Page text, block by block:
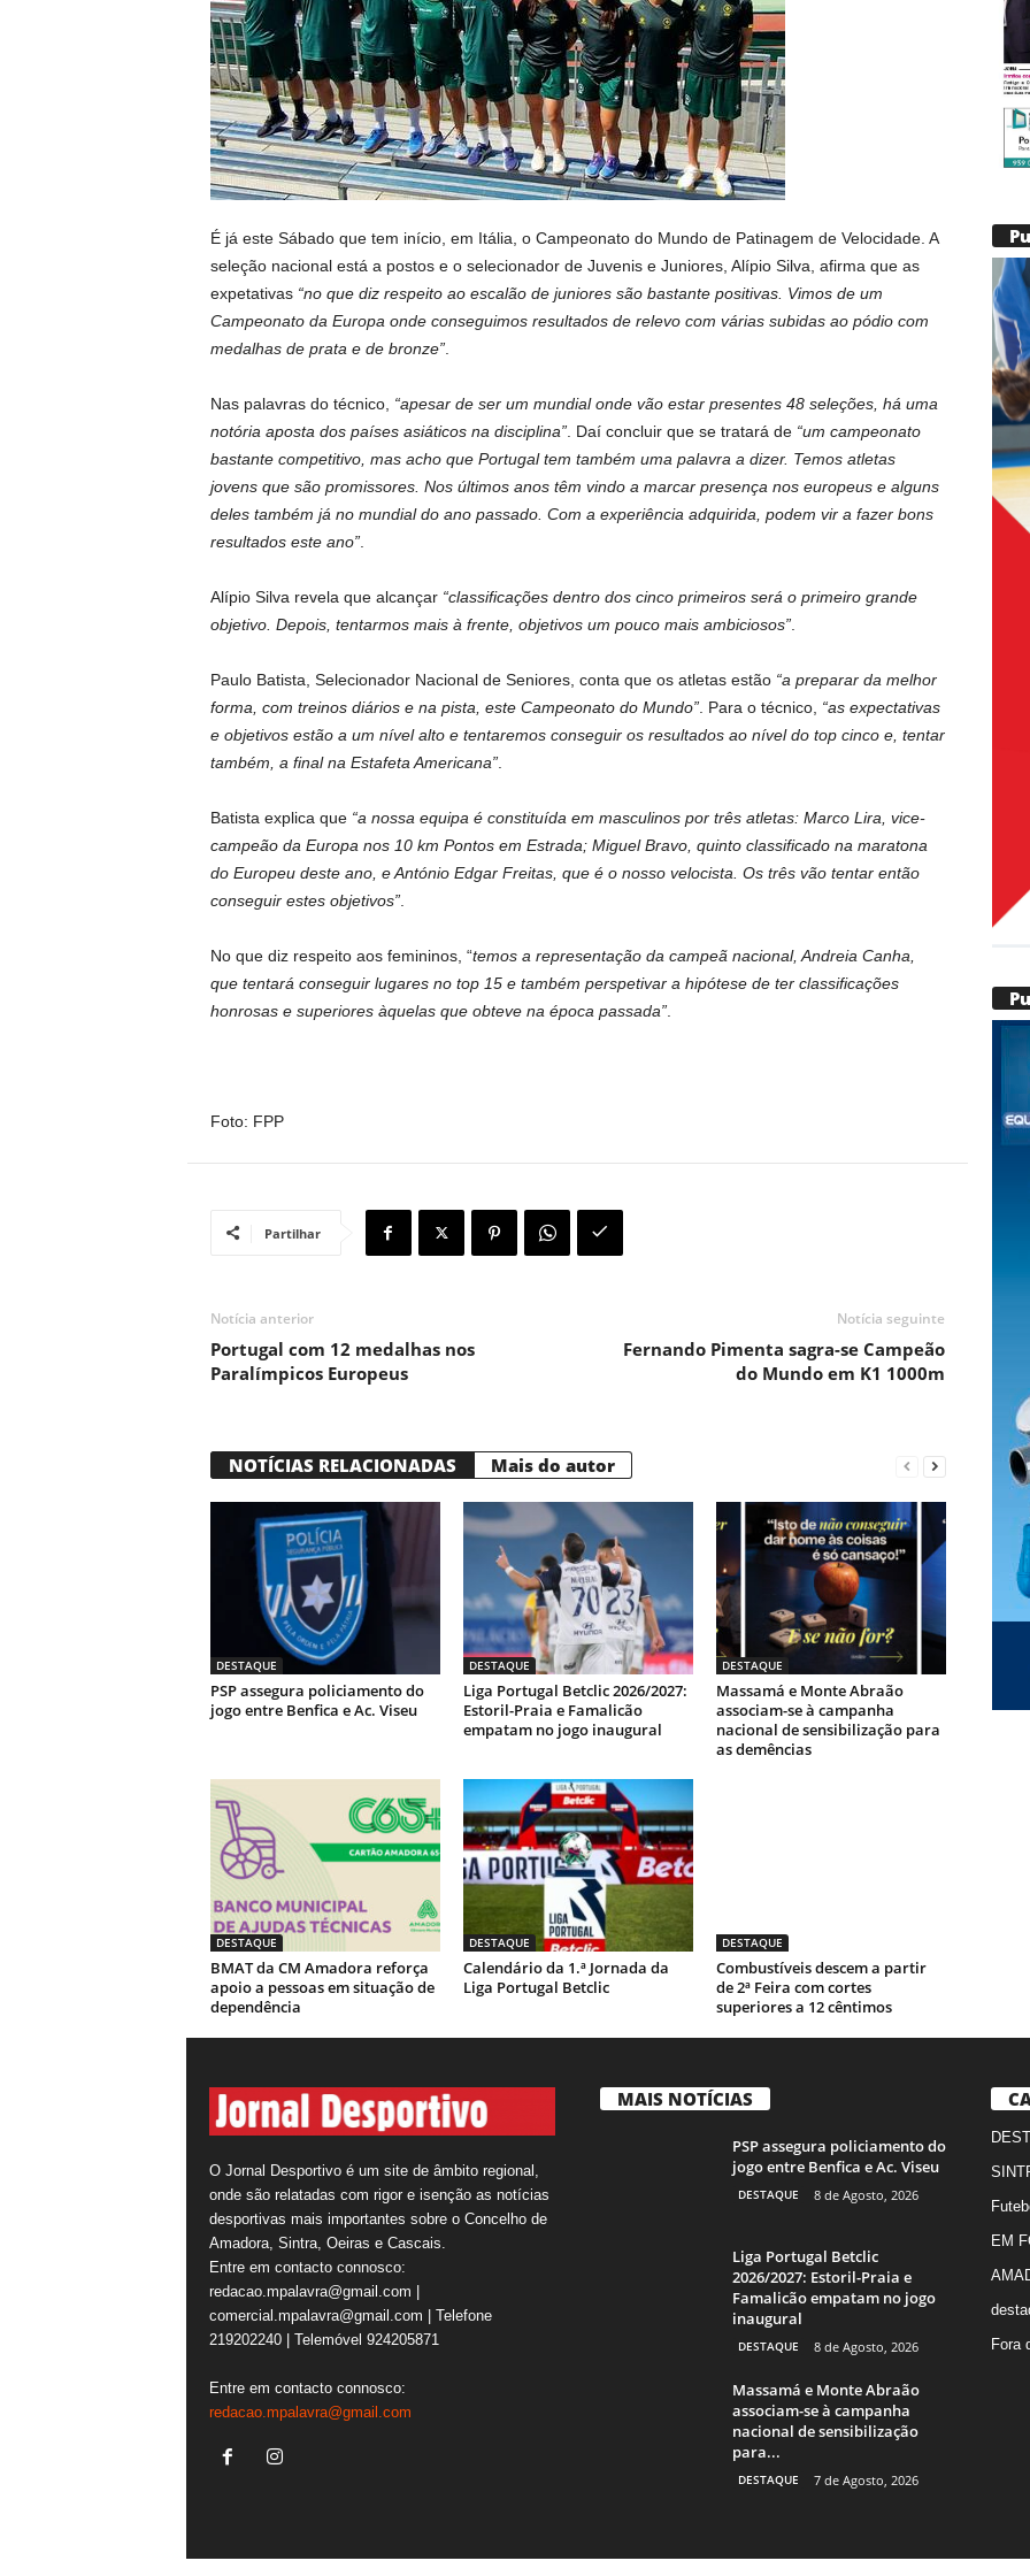
É já este Sábado que tem início, em Itália, o Campeonato do Mundo de Patinagem de Velocidade. A
seleção nacional está a postos e o selecionador de Juvenis e Juniores, Alípio Silva, afirma que as
expetativas “no que diz respeito ao escalão de juniores são bastante positivas. Vimos de um
Campeonato da Europa onde conseguimos resultados de relevo com várias subidas ao pódio com
medalhas de prata e de bronze”.
Nas palavras do técnico, “apesar de ser um mundial onde vão estar presentes 48 seleções, há uma
notória aposta dos países asiáticos na disciplina”. Daí concluir que se tratará de“um campeonato
bastante competitivo, mas acho que Portugal tem também uma palavra a dizer. Temos atletas
jovens que são promissores. Nos últimos anos têm vindo a marcar presença nos europeus e alguns
deles também já no mundial do ano passado. Com a experiência adquirida, podem vir a fazer bons
resultados este ano”.
Alípio Silva revela que alcançar “classificações dentro dos cinco primeiros será o primeiro grande
objetivo. Depois, tentarmos mais à frente, objetivos um pouco mais ambiciosos”.
Paulo Batista, Selecionador Nacional de Seniores, conta que os atletas estão “a preparar da melhor
forma, com treinos diários e na pista, este Campeonato do Mundo”. Para o técnico, “as expectativas
e objetivos estão a um nível alto e tentaremos conseguir os resultados ao nível do top cinco e, tentar
também, a final na Estafeta Americana”.
Batista explica que “a nossa equipa é constituída em masculinos por três atletas: Marco Lira, vice-
campeão da Europa nos 10 km Pontos em Estrada; Miguel Bravo, quinto classificado na maratona
do Europeu deste ano, e António Edgar Freitas, que é o nosso velocista. Os três vão tentar então
conseguir estes objetivos”.
No que diz respeito aos femininos, “temos a representação da campeã nacional, Andreia Canha,
que tentará conseguir lugares no top 15 e também perspetivar a hipótese de ter classificações
honrosas e superiores àquelas que obteve na época passada”.
Foto: FPP
Partilhar
Notícia anterior
Portugal com 12 medalhas nos
Paralímpicos Europeus
Notícia seguinte
Fernando Pimenta sagra-se Campeão
do Mundo em K1 1000m
NOTÍCIAS RELACIONADAS Mais do autor
DESTAQUE
PSP assegura policiamento do
jogo entre Benfica e Ac. Viseu
DESTAQUE
Liga Portugal Betclic 2026/2027:
Estoril-Praia e Famalicão
empatam no jogo inaugural
DESTAQUE
Massamá e Monte Abraão
associam-se à campanha
nacional de sensibilização para
as demências
DESTAQUE
BMAT da CM Amadora reforça
apoio a pessoas em situação de
dependência
DESTAQUE
Calendário da 1.ª Jornada da
Liga Portugal Betclic
DESTAQUE
Combustíveis descem a partir
de 2ª Feira com cortes
superiores a 12 cêntimos
O Jornal Desportivo é um site de âmbito regional,
onde são relatadas com rigor e isenção as notícias
desportivas mais importantes sobre o Concelho de
Amadora, Sintra, Oeiras e Cascais.
Entre em contacto connosco:
redacao.mpalavra@gmail.com |
comercial.mpalavra@gmail.com | Telefone
219202240 | Telemóvel 924205871
Entre em contacto connosco:
redacao.mpalavra@gmail.com
MAIS NOTÍCIAS
PSP assegura policiamento do
jogo entre Benfica e Ac. Viseu
DESTAQUE 8 de Agosto, 2026
Liga Portugal Betclic
2026/2027: Estoril-Praia e
Famalicão empatam no jogo
inaugural
DESTAQUE 8 de Agosto, 2026
Massamá e Monte Abraão
associam-se à campanha
nacional de sensibilização
para...
DESTAQUE 7 de Agosto, 2026
EM
Fora